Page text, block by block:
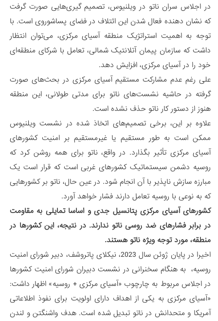
در اجلاس سران ناتو در ویلنیوس، تصمیم ‌گیری‌هایی صورت گرفت
که نشان دهنده فعال شدن این ائتلاف در فضای پساشوروی است. با
توجه به اهمیت استراتژیک منطقه آسیای مرکزی، می‌توان انتظار
داشت که سازمان پیمان آتلانتیک شمالی، تعامل با شرکای منطقه‌ای
خود را در آسیای مرکزی، افزایش دهد.
علی رغم عدم مشارکت مستقیم آسیای مرکزی در بحث‌های صورت
گرفته در حاشیه نشست‌های ناتو برای مدتی طولانی، این منطقه
هنوز از دستور کار ناتو حذف نشده است.
علاوه بر این، برخی تصمیم‌های اتخاذ شده در نشست ویلنیوس
ممکن است به طور مستقیم یا غیرمستقیم بر امنیت کشورهای
آسیای مرکزی تأثیر بگذارد. در واقع، ناتو برای همه روشن کرد که
روسیه دشمن سیستماتیک کشورهای غربی است که قرار است یک
مبارزه سازش ناپذیر با آن انجام شود. در عین حال، ناتو بر کشورهایی
که به نوعی با روسیه تعامل دارند فشار خواهد آورد.
کشورهای آسیای مرکزی پتانسیل جدی و اساسا تمایلی به مقاومت
در برابر فشارهای ضد روسی ناتو ندارند. در نتیجه، این کشورها در
منطقه، مورد توجه ویژه ناتو هستند.
اخیرا در پایان ژوئن سال 2023، نیکلای پاتروشف، دبیر شورای امنیت
روسیه، به هنگام سخنرانی در نشست دبیران شورای امنیت کشورها
در اجلاس مربوط به چارچوب «آسیای مرکزی + روسیه» اظهار داشت:
«آسیای مرکزی به یکی از اهداف دارای اولویت برای نفوذ اطلاعاتی
آمریکا و متحدانش در ناتو تبدیل شده است. هدف واشنگتن و لندن